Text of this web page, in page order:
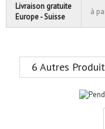
Livraison gratuite
Europe - Suisse
à
6 Autres